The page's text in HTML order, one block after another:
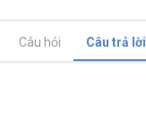
Câu hỏi Câu trả lời